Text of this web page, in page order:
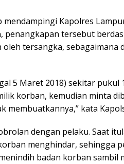
Kapolres
penangkapan tersebut
tersangka, sebagaimana
5 Maret 2018) sekitar pukul
korban, kemudian minta
membuatkannya,” kata
dengan pelaku. Saat
menghindar, sehingga
badan korban sambil